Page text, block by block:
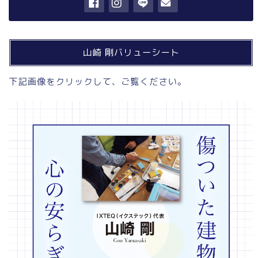
山崎 剛バリューシート
下記画像をクリックして、ご覧ください。